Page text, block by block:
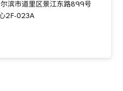
滨市道里区景江东路899号
2F-023A